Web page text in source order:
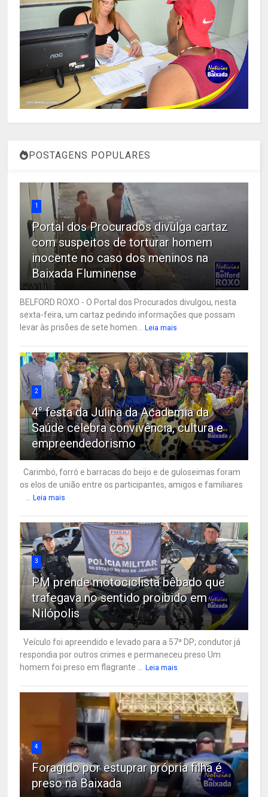
POSTAGENS POPULARES
1
Portal dos Procurados divulga cartaz
com suspeitos de torturar homem
inocente no caso dos meninos na
Baixada Fluminense
BELFORD ROXO - O Portal dos Procurados divulgou, nesta
sexta-feira, um cartaz pedindo informações que possam
levar às prisões de sete homen...
Leia mais
2
4° festa da Julina da Academia da
Saúde celebra convivência, cultura e
empreendedorismo
Carimbó, forró e barracas do beijo e de guloseimas foram
os elos de união entre os participantes, amigos e familiares
Leia mais
3
PM prende motociclista bêbado que
trafegava no sentido proibido em
Nilópolis
Veículo foi apreendido e levado para a 57ª DP; condutor já
respondia por outros crimes e permaneceu preso Um
homem foi preso em flagrante ...
Leia mais
4
Foragido por estuprar própria filha é
preso na Baixada